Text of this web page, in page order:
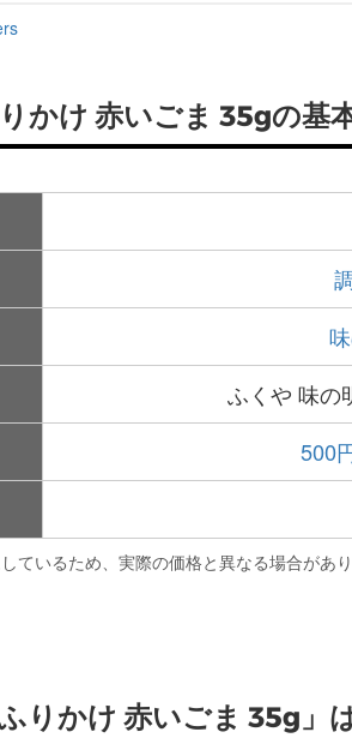
かけ 赤いごま 35gの基
ふくや 味の
500
ているため、実際の価格と異なる場合があ
ふりかけ 赤いごま 35g